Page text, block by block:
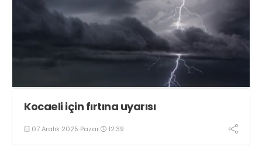
Kocaeli için fırtına uyarısı
07 Aralık 2025 Pazar 12:39